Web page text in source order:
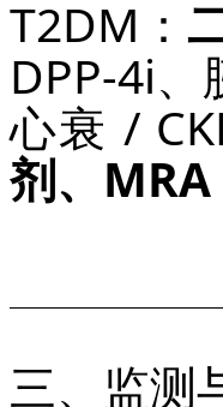
T2DM：
DPP‑4i
心衰 /
剂、MRA
三、监测